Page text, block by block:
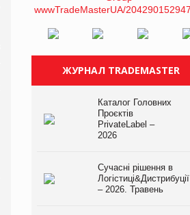
ЖУРНАЛ TRADEMASTER
Каталог Головних
Проєктів
PrivateLabel –
2026
Сучасні рішення в
Логістиці&Дистрибуції
– 2026. Травень